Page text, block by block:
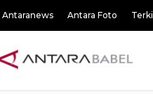
Antaranews Antara Foto